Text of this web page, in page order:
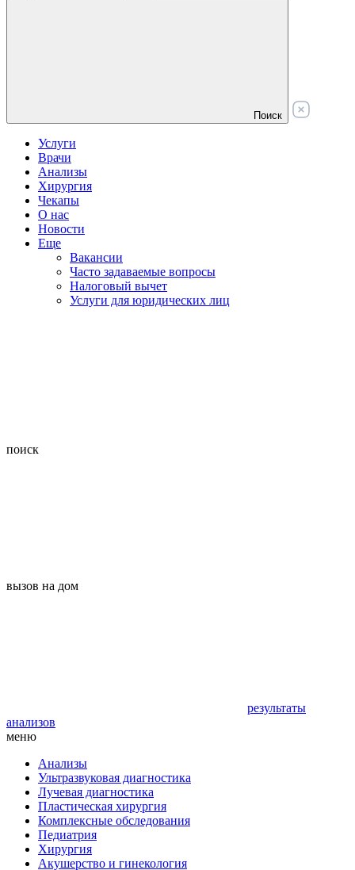
Поиск
Услуги
Врачи
Анализы
Хирургия
Чекапы
О нас
Новости
Еще
Вакансии
Часто задаваемые вопросы
Налоговый вычет
Услуги для юридических лиц
поиск
вызов на дом
результаты
анализов
меню
Анализы
Ультразвуковая диагностика
Лучевая диагностика
Пластическая хирургия
Комплексные обследования
Педиатрия
Хирургия
Акушерство и гинекология